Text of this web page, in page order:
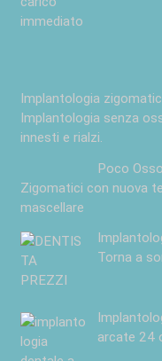
Implantologia
Implantologia senza
innesti e rialzi.
Poco
Zigomatici con nuova
mascellare
Torna a
arcate 24